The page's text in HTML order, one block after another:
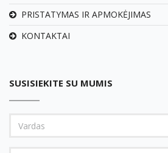
PRISTATYMAS IR APMOKĖJIMAS
KONTAKTAI
SUSISIEKITE SU MUMIS